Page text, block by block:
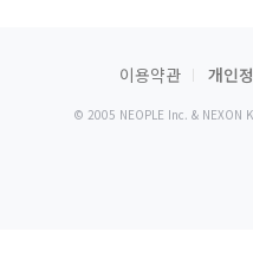
이용약관 개인
© 2005 NEOPLE Inc. & NEXON